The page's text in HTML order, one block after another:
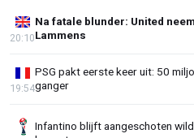
Na fatale blunder: United
Lammens
20:10
PSG pakt eerste keer uit: 50
ganger
19:54
Infantino blijft aangeschoten